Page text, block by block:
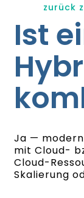
zurück
Ist
Ja —
mit Cloud-
Cloud-
Skalierung